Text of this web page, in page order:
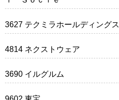
3627 テクミラホールディングス
4814 ネクストウェア
3690 イルグルム